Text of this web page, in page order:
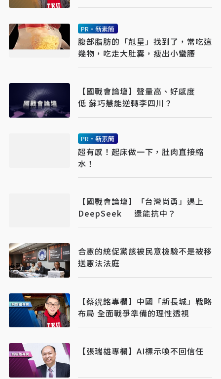
PR・新素簡
腹部脂肪的「剋星」找到了，常吃這
幾物，吃走大肚囊，瘦出小蠻腰
【國戰會論壇】聲量高、好感度
低 蘇巧慧能逆轉李四川？
PR・新素簡
超有感！起床做一下，肚肉直接縮
水！
【國戰會論壇】「台灣尚勇」遇上
DeepSeek 還能抗中？
合憲的統促黨該被民意檢驗不是被移
送憲法法庭
【​​​​​​​蔡鎤銘專欄】中國「新長城」戰略
布局 全面戰爭準備的理性透視
【張瑞雄專欄】AI標示喚不回信任